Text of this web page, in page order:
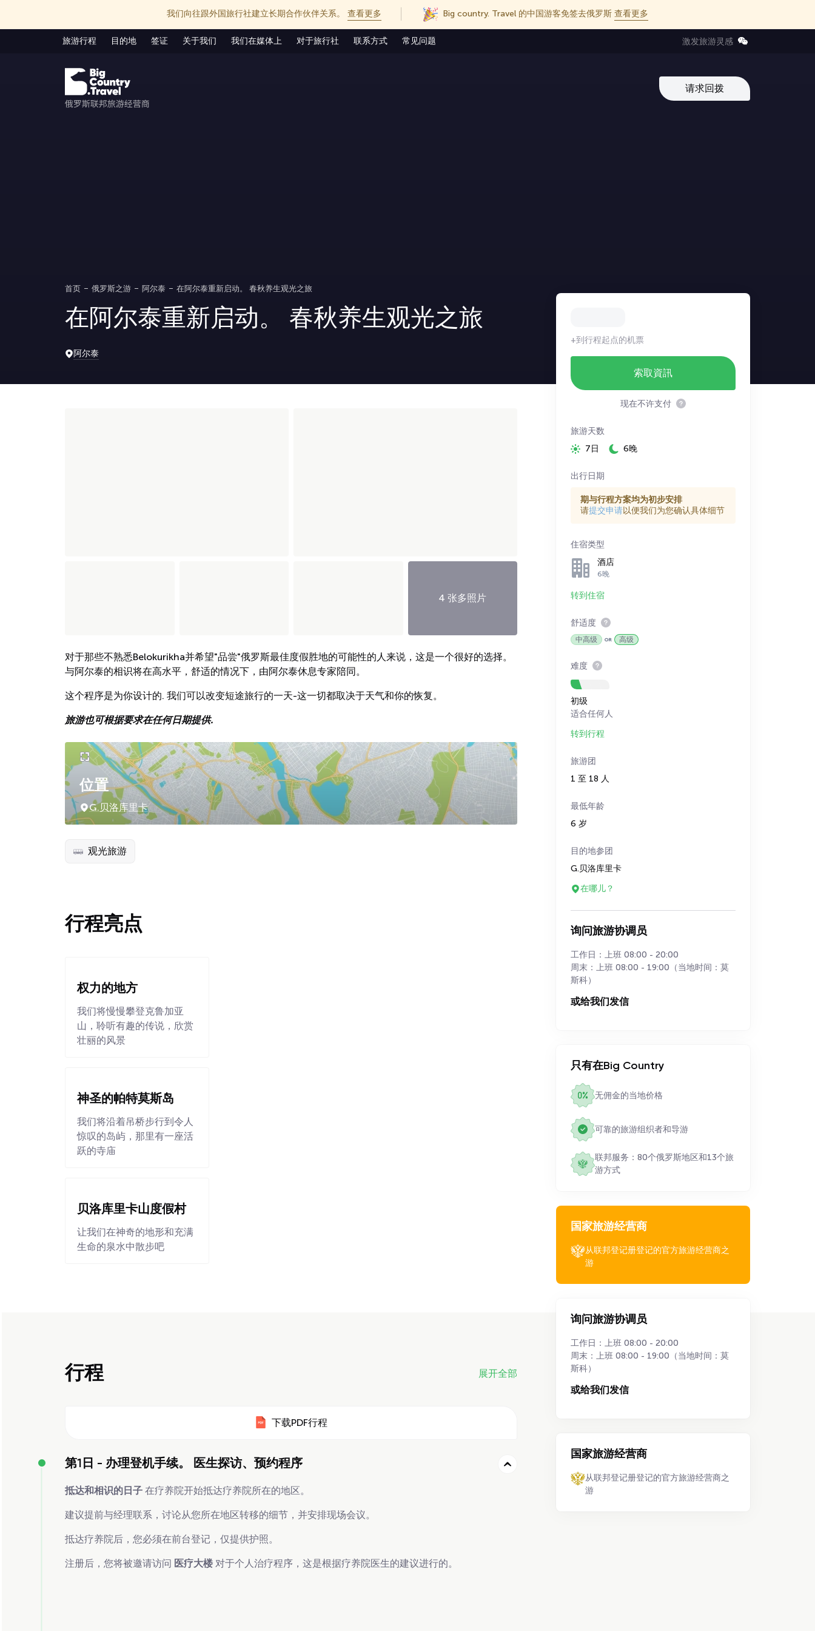
我们向往跟外国旅行社建立长期合作伙伴关系。 查看更多 Big country. Travel 的中国游客免签去俄罗斯 查看更多
旅游行程 目的地 签证 关于我们 我们在媒体上 对于旅行社 联系方式 常见问题 激发旅游灵感
请求回拨
首页 俄罗斯之游 阿尔泰 在阿尔泰重新启动。 春秋养生观光之旅
在阿尔泰重新启动。 春秋养生观光之旅
阿尔泰
4 张多照片
对于那些不熟悉Belokurikha并希望"品尝"俄罗斯最佳度假胜地的可能性的人来说，这是一个很好的选择。
与阿尔泰的相识将在高水平，舒适的情况下，由阿尔泰休息专家陪同。
这个程序是为你设计的. 我们可以改变短途旅行的一天-这一切都取决于天气和你的恢复。
旅游也可根据要求在任何日期提供.
位置
G.贝洛库里卡
观光旅游
行程亮点
权力的地方
我们将慢慢攀登克鲁加亚
山，聆听有趣的传说，欣赏
壮丽的风景
神圣的帕特莫斯岛
我们将沿着吊桥步行到令人
惊叹的岛屿，那里有一座活
跃的寺庙
贝洛库里卡山度假村
让我们在神奇的地形和充满
生命的泉水中散步吧
行程 展开全部
下载PDF行程
第1日 - 办理登机手续。 医生探访、预约程序
抵达和相识的日子 在疗养院开始抵达疗养院所在的地区。
建议提前与经理联系，讨论从您所在地区转移的细节，并安排现场会议。
抵达疗养院后，您必须在前台登记，仅提供护照。
注册后，您将被邀请访问 医疗大楼 对于个人治疗程序，这是根据疗养院医生的建议进行的。
+到行程起点的机票
索取資訊
现在不许支付
旅游天数
7日
6晚
出行日期
期与行程方案均为初步安排
请提交申请以便我们为您确认具体细节
住宿类型
酒店
6晚
转到住宿
舒适度
中高级 高级
难度
初级
适合任何人
转到行程
旅游团
1 至 18 人
最低年龄
6 岁
目的地参团
G.贝洛库里卡
在哪儿？
询问旅游协调员
工作日：上班 08:00 - 20:00
周末：上班 08:00 - 19:00（当地时间：莫
斯科）
或给我们发信
只有在Big Country
无佣金的当地价格
可靠的旅游组织者和导游
联邦服务：80个俄罗斯地区和13个旅
游方式
国家旅游经营商
从联邦登记册登记的官方旅游经营商之
游
询问旅游协调员
工作日：上班 08:00 - 20:00
周末：上班 08:00 - 19:00（当地时间：莫
斯科）
或给我们发信
国家旅游经营商
从联邦登记册登记的官方旅游经营商之
游